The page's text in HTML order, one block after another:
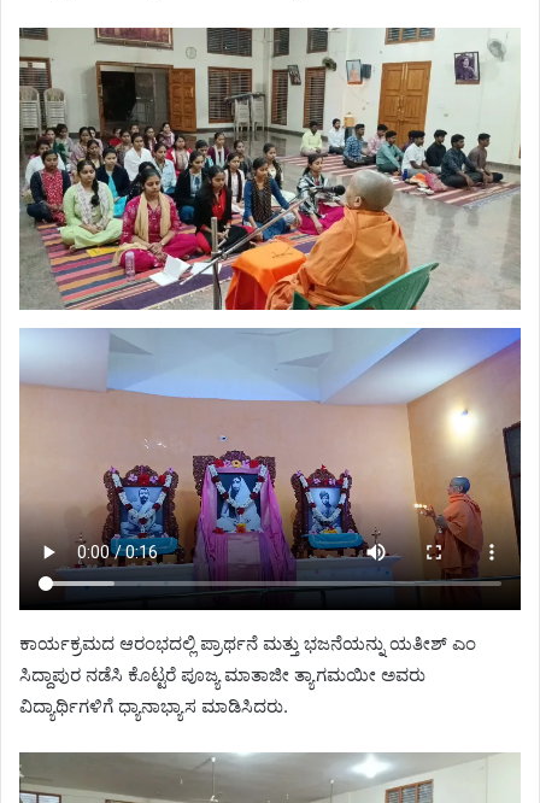
ಕಾರ್ಯಕ್ರಮದ ಆರಂಭದಲ್ಲಿ ಪ್ರಾರ್ಥನೆ ಮತ್ತು ಭಜನೆಯನ್ನು ಯತೀಶ್ ಎಂ
ಸಿದ್ದಾಪುರ ನಡೆಸಿ ಕೊಟ್ಟರೆ ಪೂಜ್ಯ ಮಾತಾಜೀ ತ್ಯಾಗಮಯೀ ಅವರು
ವಿದ್ಯಾರ್ಥಿಗಳಿಗೆ ಧ್ಯಾನಾಭ್ಯಾಸ ಮಾಡಿಸಿದರು.